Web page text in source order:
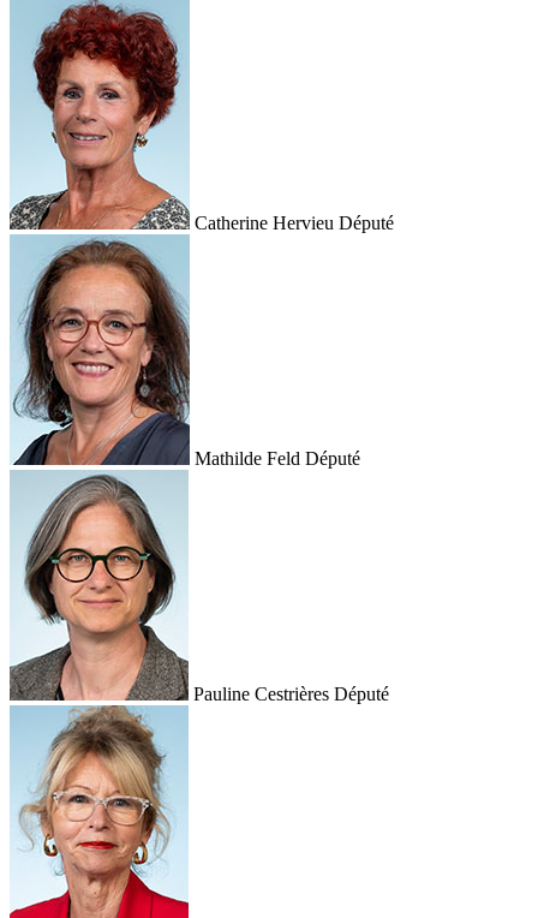
Catherine Hervieu Député
Mathilde Feld Député
Pauline Cestrières Député